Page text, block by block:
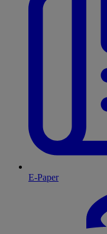
E-Paper